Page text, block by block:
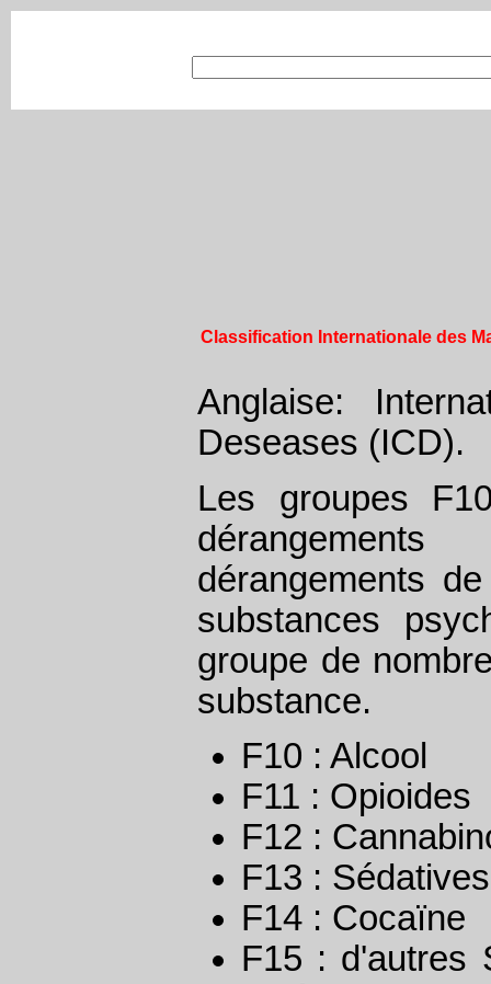
Classification Internationale des
Anglaise:
Deseases (ICD).
Les groupes
dérangements
substances
groupe de
substance.
F10 : Alcool
F11 : Opioides
F12 :
F13 :
F14 : Cocaïne
F15 : d'autres